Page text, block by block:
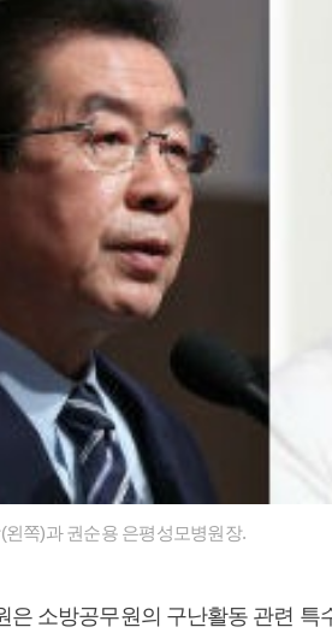
쪽)과 권순용 은평성모병원장.
은 소방공무원의 구난활동 관련